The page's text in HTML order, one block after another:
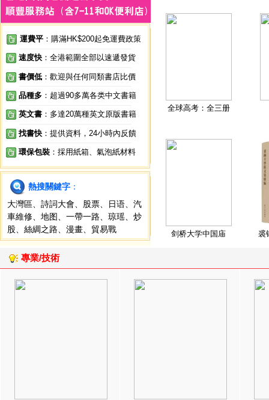
運費平 ：購滿HK$200起免運費政策
速度快 ：全港範圍全部以速遞發貨
書價低 ：歡迎與任何同類書店比價
品種多 ：超過90多萬各类中文書籍
英文書 ：多達20萬種英文原版書籍
找書快 ：提供資料，24小時內反饋
環保包裝 ：採用紙箱、氣泡紙材料
熱搜關鍵字 ：
大灣區
詩詞大會 股票 日语
汽
車維修
地图 一帶一路 琼瑶
炒
股
絲綢之路 漫畫 貿易戰
全球高考：全三册
剑桥大学中国庙 裘
專業/技術